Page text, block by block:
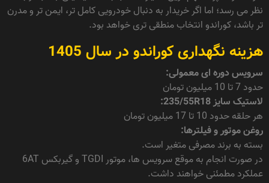
نظر می رسد؛ اما اگر خریدار به دنبال خودرویی کامل تر، ایمن تر و مدرن
تر باشد، کوراندو انتخاب منطقی تری خواهد بود.
هزینه نگهداری کوراندو در سال 1405
سرویس دوره ای معمولی:
حدود 7 تا 10 میلیون تومان
لاستیک سایز 235/55R18:
هر حلقه حدود 10 تا 17 میلیون تومان
روغن موتور و فیلترها:
بسته به برند مصرفی متغیر است.
در صورت انجام به موقع سرویس ها، موتور TGDI و گیربکس 6AT
عملکرد مطمئنی خواهند داشت.